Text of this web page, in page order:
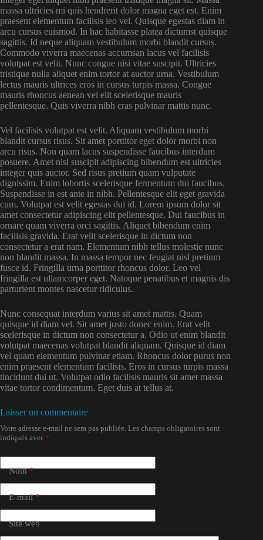
massa ultricies mi quis hendrerit dolor magna eget est. Enim
praesent elementum facilisis leo vel. Quisque egestas diam in
arcu cursus euismod. In hac habitasse platea dictumst quisque
sagittis. Id neque aliquam vestibulum morbi blandit cursus.
Commodo viverra maecenas accumsan lacus vel facilisis
volutpat est velit. Nunc congue nisi vitae suscipit. Ultricies
tristique nulla aliquet enim tortor at auctor urna. Vestibulum
lectus mauris ultrices eros in cursus turpis massa. Congue
mauris rhoncus aenean vel elit scelerisque mauris
pellentesque. Quis viverra nibh cras pulvinar mattis nunc.
Vel facilisis volutpat est velit. Aliquam vestibulum morbi
blandit cursus risus. Sit amet porttitor eget dolor morbi non
arcu risus. Non quam lacus suspendisse faucibus interdum
posuere. Amet nisl suscipit adipiscing bibendum est ultricies
integer quis auctor. Sed risus pretium quam vulputate
dignissim. Enim lobortis scelerisque fermentum dui faucibus.
Suspendisse in est ante in nibh. Pellentesque elit eget gravida
cum. Volutpat est velit egestas dui id. Lorem ipsum dolor sit
amet consectetur adipiscing elit pellentesque. Dui faucibus in
ornare quam viverra orci sagittis. Aliquet bibendum enim
facilisis gravida. Erat velit scelerisque in dictum non
consectetur a erat nam. Elementum nibh tellus molestie nunc
non blandit massa. In massa tempor nec feugiat nisl pretium
fusce id. Fringilla urna porttitor rhoncus dolor. Leo vel
fringilla est ullamcorper eget. Natoque penatibus et magnis dis
parturient montes nascetur ridiculus.
Nunc consequat interdum varius sit amet mattis. Quam
quisque id diam vel. Sit amet justo donec enim. Erat velit
scelerisque in dictum non consectetur a. Odio ut enim blandit
volutpat maecenas volutpat blandit aliquam. Quisque id diam
vel quam elementum pulvinar etiam. Rhoncus dolor purus non
enim praesent elementum facilisis. Eros in cursus turpis massa
tincidunt dui ut. Volutpat odio facilisis mauris sit amet massa
vitae tortor condimentum. Eget duis at tellus at.
Laisser un commentaire
Votre adresse e-mail ne sera pas publiée. Les champs obligatoires sont
indiqués avec *
Nom*
E-mail*
Site web